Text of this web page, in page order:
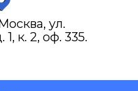
ул.
к. 2, оф. 335.